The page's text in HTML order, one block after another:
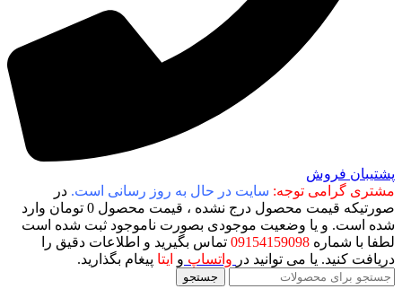
پشتیبان فروش
مشتری گرامی توجه: سایت در حال به روز رسانی است. در
صورتیکه قیمت محصول درج نشده ، قیمت محصول 0 تومان وارد
شده است. و یا وضعیت موجودی بصورت ناموجود ثبت شده است
لطفا با شماره 09154159098 تماس بگیرید و اطلاعات دقیق را
دریافت کنید. یا می توانید در واتساپ و ایتا پیغام بگذارید.
جستجو